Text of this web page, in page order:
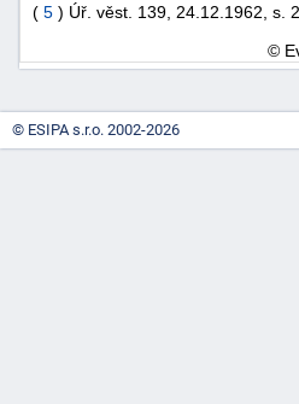
( 5 ) Úř. věst. 139, 24.12.1962, s.
©
© ESIPA s.r.o. 2002-2026